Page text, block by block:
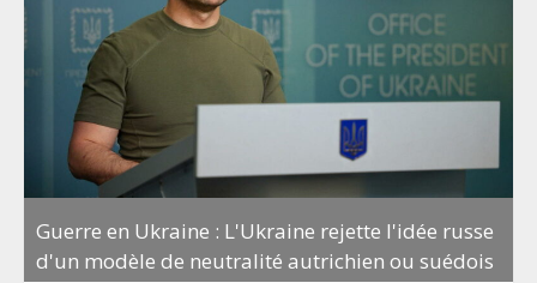
Guerre en Ukraine : L'Ukraine rejette l'idée russe
d'un modèle de neutralité autrichien ou suédois